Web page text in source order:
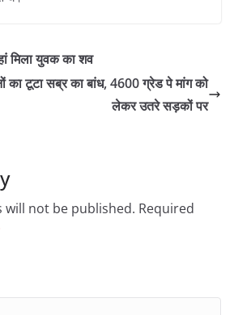
मिला युवक का शव
का टूटा सब्र का बांध, 4600 ग्रेड पे मांग को
लेकर उतरे सड़कों पर
will not be published. Required